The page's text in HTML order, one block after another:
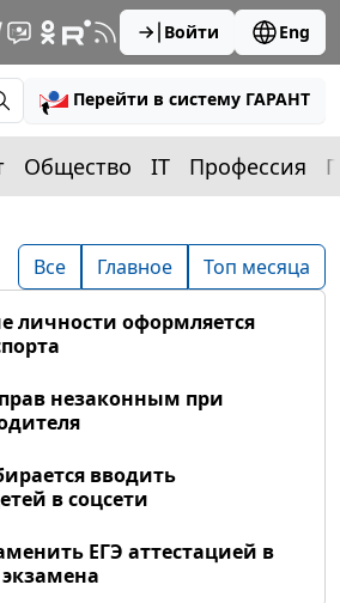
Войти Eng
Перейти в систему ГАРАНТ
Общество IT Профессия
Все Главное Топ месяца
личности оформляется
незаконным при
вводить
в соцсети
ЕГЭ аттестацией в